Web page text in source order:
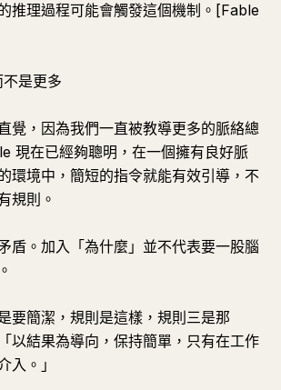
推理過程可能會觸發這個機制。[Fable
是更多
覺，因為我們一直被教導更多的脈絡總
現在已經夠聰明，在一個擁有良好脈
環境中，簡短的指令就能有效引導，不
規則。
盾。加入「為什麼」並不代表要一股腦
要簡潔，規則是這樣，規則三是那
以結果為導向，保持簡單，只有在工作
入。」